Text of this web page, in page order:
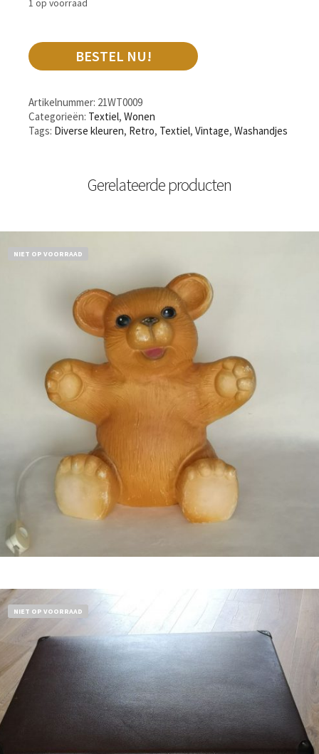
BESTEL NU!
Artikelnummer: 21WT0009
Categorieën: Textiel, Wonen
Tags: Diverse kleuren, Retro, Textiel, Vintage, Washandjes
Gerelateerde producten
NIET OP VOORRAAD
NIET OP VOORRAAD